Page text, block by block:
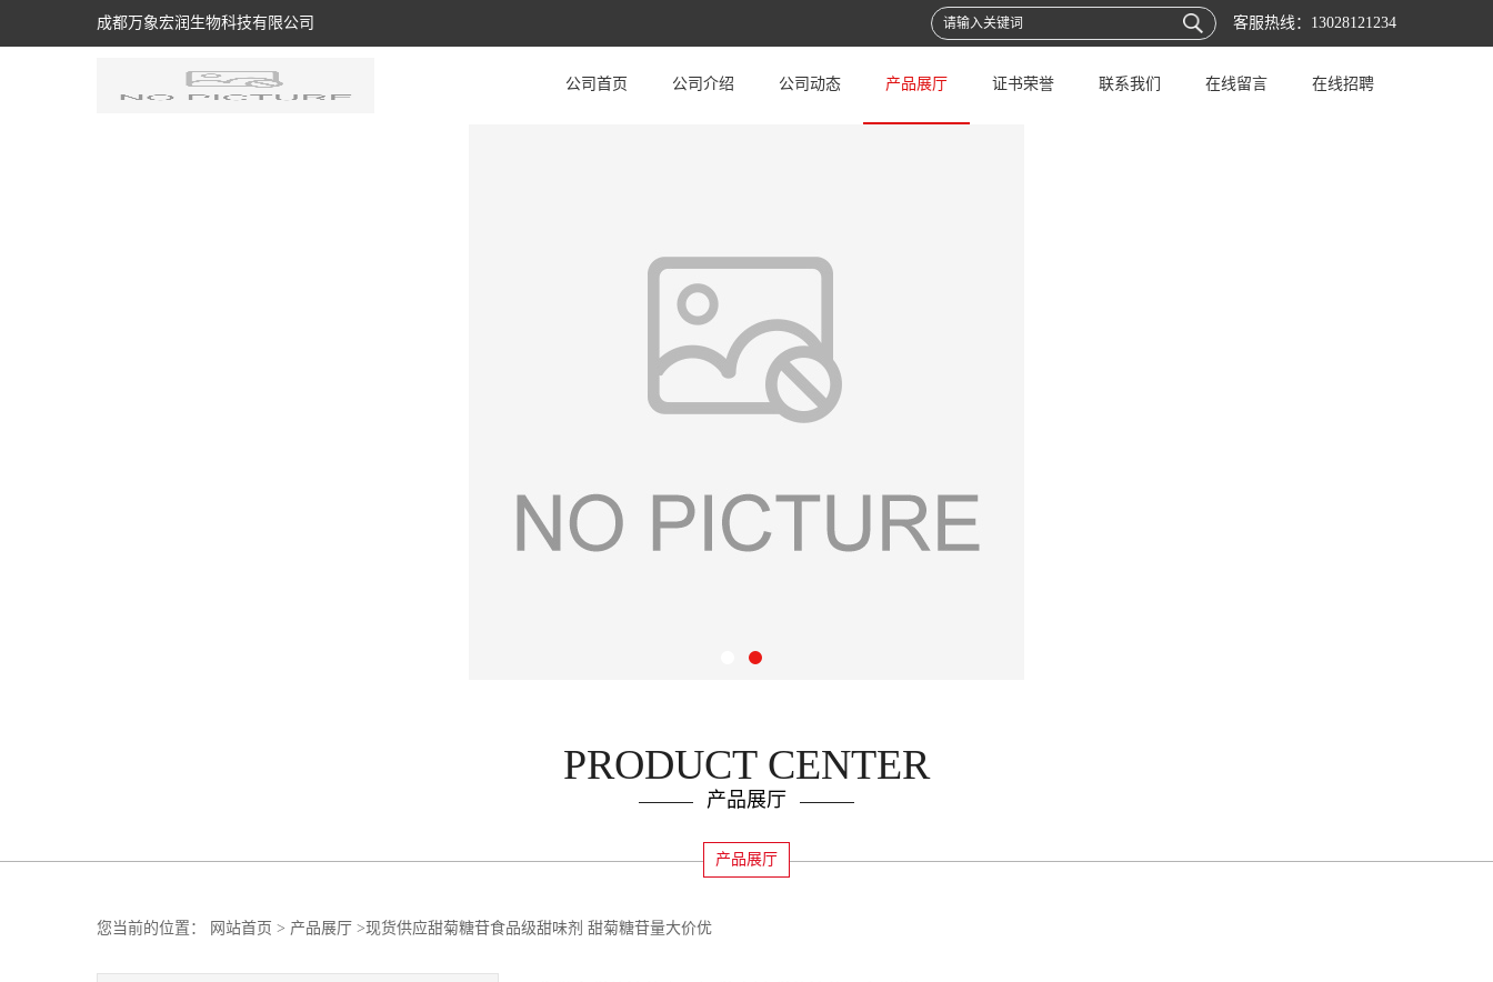
成都万象宏润生物科技有限公司 客服热线： 13028121234
公司首页 公司介绍 公司动态 产品展厅 证书荣誉 联系我们 在线留言 在线招聘
PRODUCT CENTER
产品展厅
产品展厅
您当前的位置： 网站首页 > 产品展厅 >现货供应甜菊糖苷食品级甜味剂 甜菊糖苷量大价优